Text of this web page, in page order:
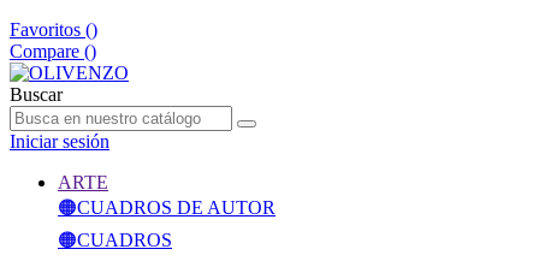
Favoritos ()
Compare ()
Buscar
Iniciar sesión
ARTE
🟠CUADROS DE AUTOR
🟠CUADROS